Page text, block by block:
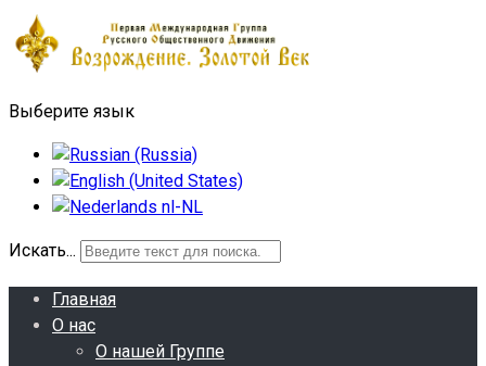
Выберите язык
Искать...
Главная
О нас
О нашей Группе